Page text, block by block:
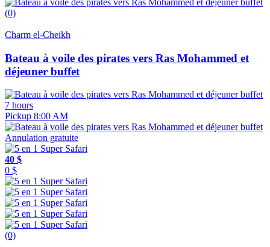
(0)
Charm el-Cheikh
Bateau à voile des pirates vers Ras Mohammed et
déjeuner buffet
7 hours
Pickup 8:00 AM
Annulation gratuite
40 $
0 $
(0)